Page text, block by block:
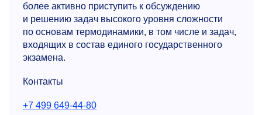
более активно приступить к обсуждению
и решению задач высокого уровня сложности
по основам термодинамики, в том числе и задач,
входящих в состав единого государственного
экзамена.
Контакты
+7 499 649-44-80